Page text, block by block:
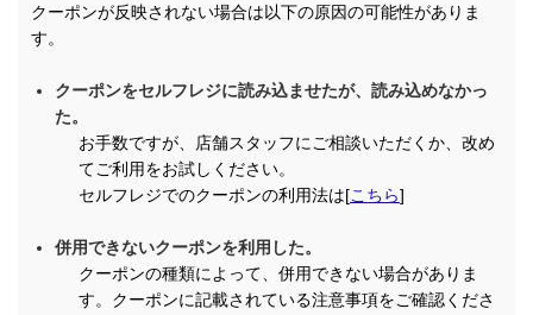
クーポンが反映されない場合は以下の原因の可能性がありま
す。
クーポンをセルフレジに読み込ませたが、読み込めなかっ
た。
お手数ですが、店舗スタッフにご相談いただくか、改め
てご利用をお試しください。
セルフレジでのクーポンの利用法は[こちら]
併用できないクーポンを利用した。
クーポンの種類によって、併用できない場合がありま
す。クーポンに記載されている注意事項をご確認くださ